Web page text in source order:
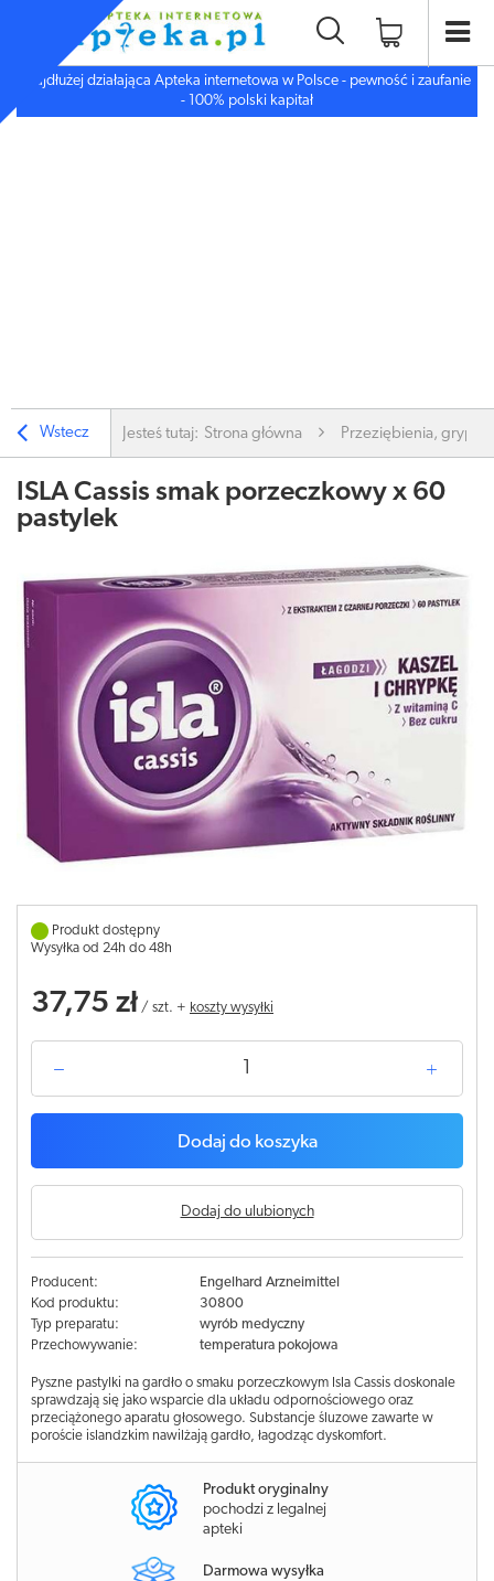
Najdłużej działająca Apteka internetowa w Polsce - pewność i zaufanie
- 100% polski kapitał
Wstecz Jesteś tutaj: Strona główna Przeziębienia, grypa
ISLA Cassis smak porzeczkowy x 60
pastylek
Produkt dostępny
Wysyłka od 24h do 48h
37,75 zł / szt. + koszty wysyłki
Dodaj do koszyka
Dodaj do ulubionych
Producent:
Engelhard Arzneimittel
Kod produktu:
30800
Typ preparatu:
wyrób medyczny
Przechowywanie:
temperatura pokojowa
Pyszne pastylki na gardło o smaku porzeczkowym Isla Cassis doskonale
sprawdzają się jako wsparcie dla układu odpornościowego oraz
przeciążonego aparatu głosowego. Substancje śluzowe zawarte w
poroście islandzkim nawilżają gardło, łagodząc dyskomfort.
Produkt oryginalny
pochodzi z legalnej
apteki
Darmowa wysyłka